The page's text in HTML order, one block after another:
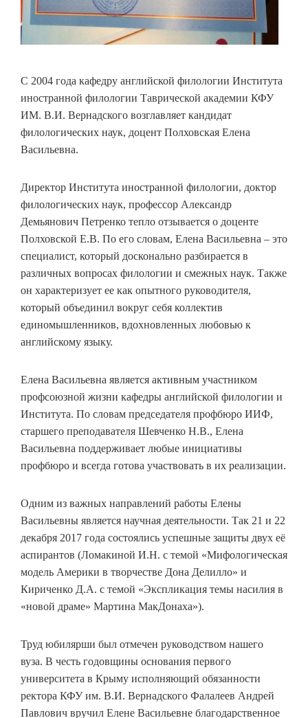
С 2004 года кафедру английской филологии Института
иностранной филологии Таврической академии КФУ
ИМ. В.И. Вернадского возглавляет кандидат
филологических наук, доцент Полховская Елена
Васильевна.
Директор Института иностранной филологии, доктор
филологических наук, профессор Александр
Демьянович Петренко тепло отзывается о доценте
Полховской Е.В. По его словам, Елена Васильевна – это
специалист, который досконально разбирается в
различных вопросах филологии и смежных наук. Также
он характеризует ее как опытного руководителя,
который объединил вокруг себя коллектив
единомышленников, вдохновленных любовью к
английскому языку.
Елена Васильевна является активным участником
профсоюзной жизни кафедры английской филологии и
Института. По словам председателя профбюро ИИФ,
старшего преподавателя Шевченко Н.В., Елена
Васильевна поддерживает любые инициативы
профбюро и всегда готова участвовать в их реализации.
Одним из важных направлений работы Елены
Васильевны является научная деятельности. Так 21 и 22
декабря 2017 года состоялись успешные защиты двух её
аспирантов (Ломакиной И.Н. с темой «Мифологическая
модель Америки в творчестве Дона Делилло» и
Кириченко Д.А. с темой «Экспликация темы насилия в
«новой драме» Мартина МакДонаха»).
Труд юбилярши был отмечен руководством нашего
вуза. В честь годовщины основания первого
университета в Крыму исполняющий обязанности
ректора КФУ им. В.И. Вернадского Фалалеев Андрей
Павлович вручил Елене Васильевне благодарственное